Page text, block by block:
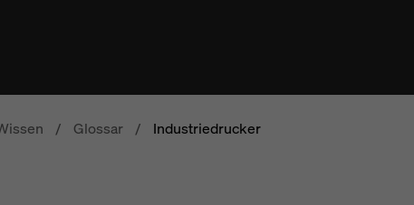
/ Glossar / Industriedrucker